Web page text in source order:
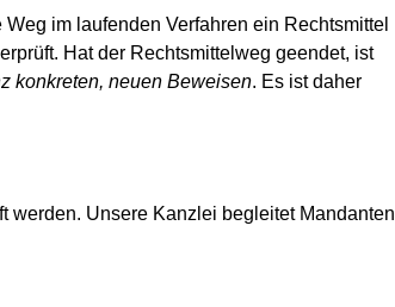
Weg im laufenden Verfahren ein Rechtsmittel
Hat der Rechtsmittelweg geendet, ist
konkreten, neuen Beweisen. Es ist daher
werden. Unsere Kanzlei begleitet Mandanten